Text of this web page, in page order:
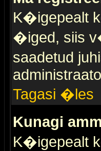
K�igepealt
�iged, siis
saadetud
Tagasi �les
Kunagi
K�igepealt